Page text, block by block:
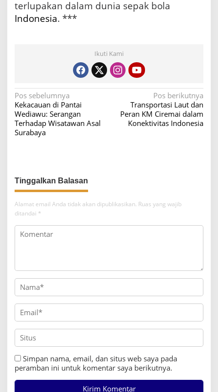
Indonesia. ***
Ikuti Kami
N
a
v
i
s
i
p
o
s
Pos sebelumnya
Kekacauan di Pantai
Wediawu: Serangan
Terhadap Wisatawan Asal
Surabaya
Pos berikutnya
Transportasi Laut dan
Peran KM Ciremai dalam
Konektivitas Indonesia
Alamat email Anda tidak akan dipublikasikan. Ruas yang wajib
ditandai *
Simpan nama, email, dan situs web saya pada
peramban ini untuk komentar saya berikutnya.